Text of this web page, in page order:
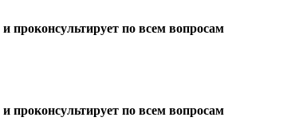
и проконсультирует по всем вопросам
и проконсультирует по всем вопросам